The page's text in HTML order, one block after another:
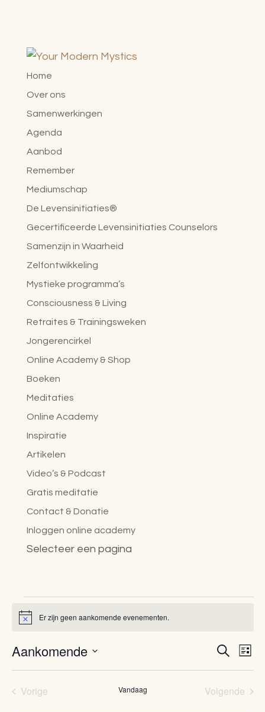
Home
Over ons
Samenwerkingen
Agenda
Aanbod
Remember
Mediumschap
De Levensinitiaties®
Gecertificeerde Levensinitiaties Counselors
Samenzijn in Waarheid
Zelfontwikkeling
Mystieke programma’s
Consciousness & Living
Retraites & Trainingsweken
Jongerencirkel
Online Academy & Shop
Boeken
Meditaties
Online Academy
Inspiratie
Artikelen
Video’s & Podcast
Gratis meditatie
Contact & Donatie
Inloggen online academy
Selecteer een pagina
Evenementen
BerichtEr zijn geen aankomende evenementen.
Zoeken
en
Zoeken
Lijst
Aankomende
Selecteer
eenVorige
Vandaag
Volgende